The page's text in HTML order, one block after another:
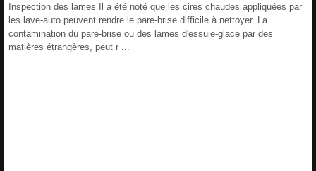
Inspection des lames Il a été noté que les cires chaudes appliquées par
les lave-auto peuvent rendre le pare-brise difficile à nettoyer. La
contamination du pare-brise ou des lames d'essuie-glace par des
matières étrangères, peut r ...